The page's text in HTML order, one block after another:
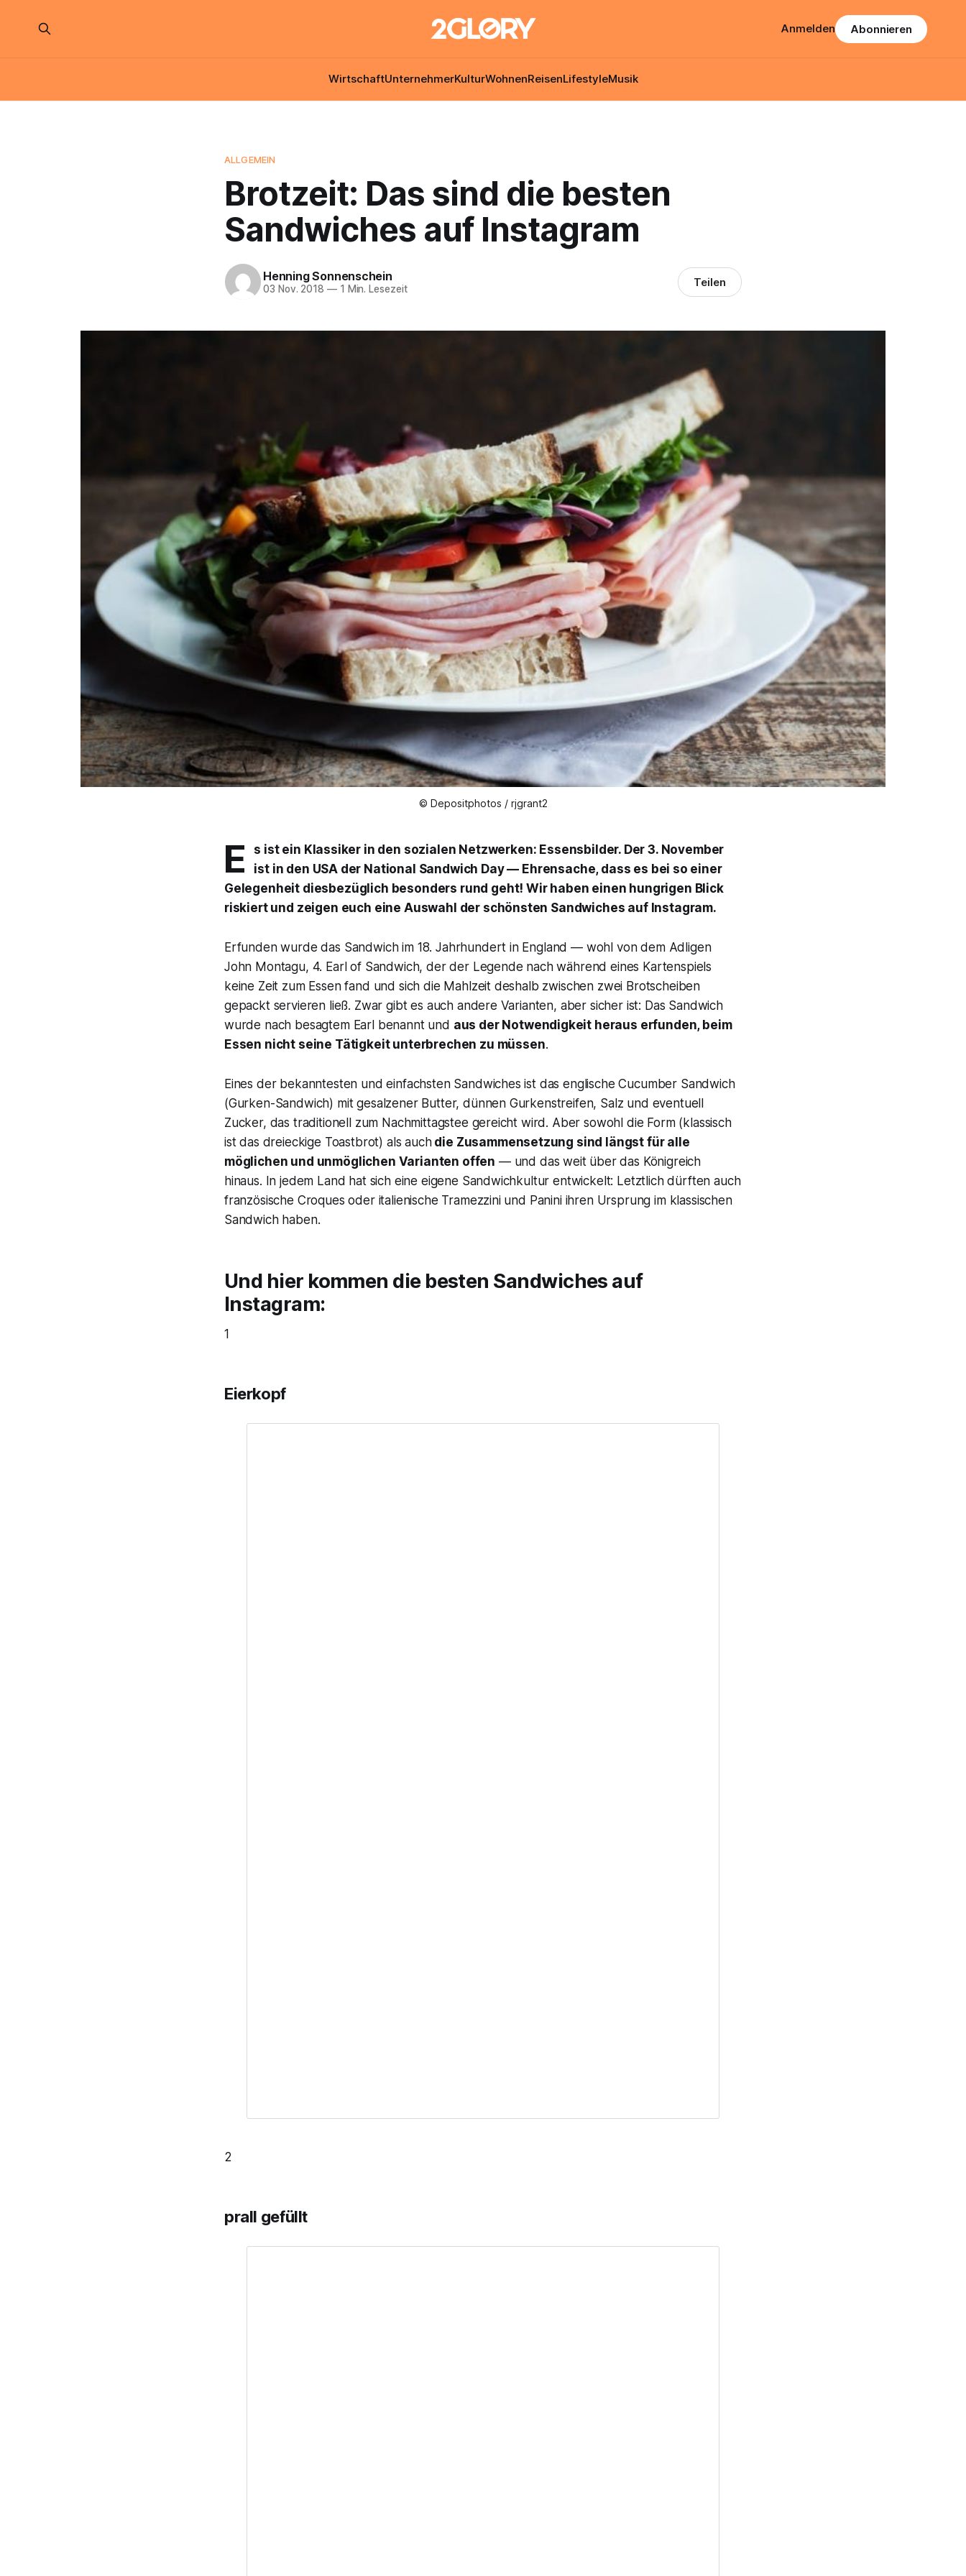
WirtschaftUnternehmerKulturWohnenReisenLifestyleMusik
Anmelden Abonnieren
ALLGEMEIN
Brotzeit: Das sind die besten
Sandwiches auf Instagram
Henning Sonnenschein
03 Nov. 2018 —1 Min. Lesezeit Teilen
© Depositphotos / rjgrant2
E
s ist ein Klassiker in den sozialen Netzwerken: Essensbilder. Der 3. November
ist in den USA der National Sandwich Day— Ehrensache, dass es bei so einer
Gelegenheit diesbezüglich besonders rund geht! Wir haben einen hungrigen Blick
riskiert und zeigen euch eine Auswahl der schönsten Sandwiches auf Instagram.
Erfunden wurde das Sandwich im 18. Jahrhundert in England — wohl von dem Adligen
John Montagu, 4. Earl of Sandwich, der der Legende nach während eines Kartenspiels
keine Zeit zum Essen fand und sich die Mahlzeit deshalb zwischen zwei Brotscheiben
gepackt servieren ließ. Zwar gibt es auch andere Varianten, aber sicher ist: Das Sandwich
wurde nach besagtem Earl benannt und aus der Notwendigkeit heraus erfunden, beim
Essen nicht seine Tätigkeit unterbrechen zu müssen.
Eines der bekanntesten und einfachsten Sandwiches ist das englischeCucumber Sandwich
(Gurken-Sandwich) mit gesalzener Butter, dünnen Gurkenstreifen, Salz und eventuell
Zucker, das traditionell zum Nachmittagstee gereicht wird. Aber sowohl die Form (klassisch
ist das dreieckige Toastbrot) als auchdie Zusammensetzung sind längst für alle
möglichen und unmöglichen Varianten offen — und das weit über das Königreich
hinaus. In jedem Land hat sich eine eigene Sandwichkultur entwickelt: Letztlich dürften auch
französische Croques oder italienische Tramezzini und Panini ihren Ursprung im klassischen
Sandwich haben.
Und hier kommen die besten Sandwiches auf
Instagram:
1
Eierkopf
2
prall gefüllt